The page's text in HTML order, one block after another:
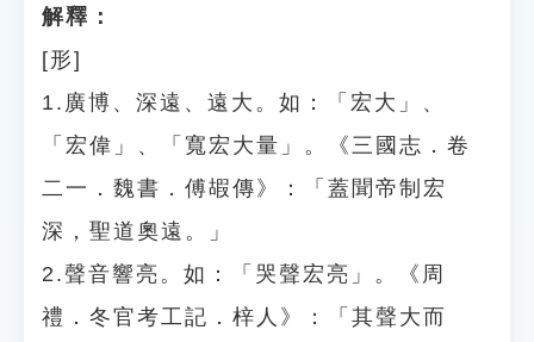
解釋：
[形]
1.廣博、深遠、遠大。如：「宏大」、
「宏偉」、「寬宏大量」。《三國志．卷
二一．魏書．傅嘏傳》：「蓋聞帝制宏
深，聖道奧遠。」
2.聲音響亮。如：「哭聲宏亮」。《周
禮．冬官考工記．梓人》：「其聲大而